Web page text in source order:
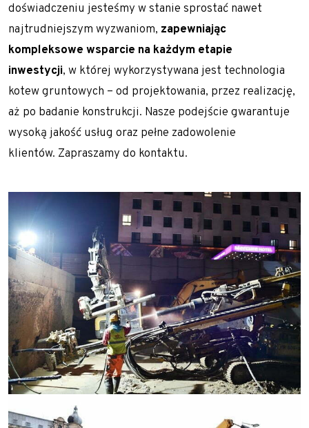
doświadczeniu jesteśmy w stanie sprostać nawet
najtrudniejszym wyzwaniom, zapewniając
kompleksowe wsparcie na każdym etapie
inwestycji, w której wykorzystywana jest technologia
kotew gruntowych – od projektowania, przez realizację,
aż po badanie konstrukcji. Nasze podejście gwarantuje
wysoką jakość usług oraz pełne zadowolenie
klientów. Zapraszamy do kontaktu.